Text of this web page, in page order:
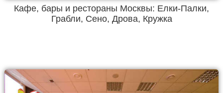
Кафе, бары и рестораны Москвы: Елки-Палки,
Грабли, Сено, Дрова, Кружка